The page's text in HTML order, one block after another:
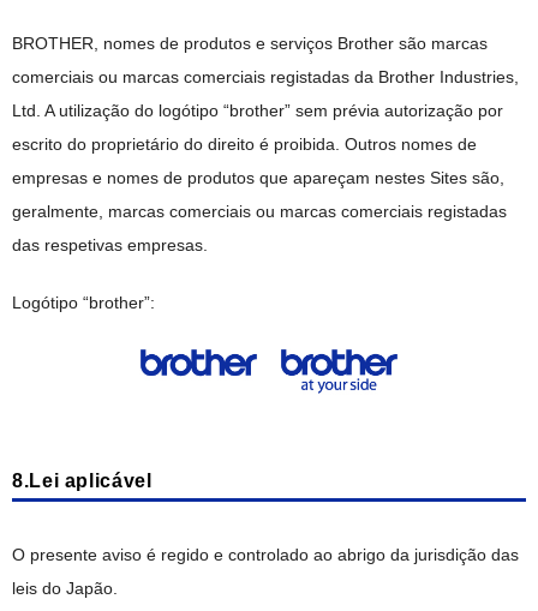
BROTHER, nomes de produtos e serviços Brother são marcas
comerciais ou marcas comerciais registadas da Brother Industries,
Ltd. A utilização do logótipo “brother” sem prévia autorização por
escrito do proprietário do direito é proibida. Outros nomes de
empresas e nomes de produtos que apareçam nestes Sites são,
geralmente, marcas comerciais ou marcas comerciais registadas
das respetivas empresas.
Logótipo “brother”:
8.Lei aplicável
O presente aviso é regido e controlado ao abrigo da jurisdição das
leis do Japão.